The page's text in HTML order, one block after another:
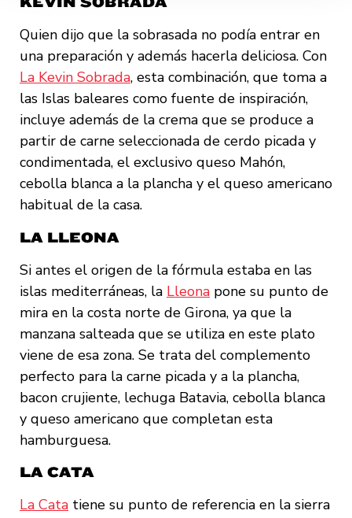
Quien dijo que la sobrasada no podía entrar en
una preparación y además hacerla deliciosa. Con
La Kevin Sobrada, esta combinación, que toma a
las Islas baleares como fuente de inspiración,
incluye además de la crema que se produce a
partir de carne seleccionada de cerdo picada y
condimentada, el exclusivo queso Mahón,
cebolla blanca a la plancha y el queso americano
habitual de la casa.
LA LLEONA
Si antes el origen de la fórmula estaba en las
islas mediterráneas, la Lleona pone su punto de
mira en la costa norte de Girona, ya que la
manzana salteada que se utiliza en este plato
viene de esa zona. Se trata del complemento
perfecto para la carne picada y a la plancha,
bacon crujiente, lechuga Batavia, cebolla blanca
y queso americano que completan esta
hamburguesa.
LA CATA
La Cata tiene su punto de referencia en la sierra